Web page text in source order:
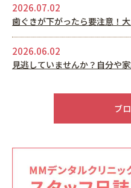
2026.07.02
歯ぐきが下がったら要注意！
2026.06.02
見逃していませんか？自分や
2026.05.22
ブ